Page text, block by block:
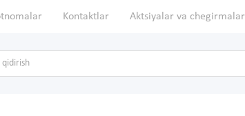
Kontaktlar Aktsiyalar va chegirmalar